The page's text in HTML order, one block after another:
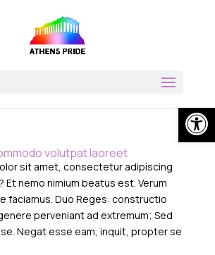
volutpat laoreet
sit amet, consectetur adipiscing
Et nemo nimium beatus est. Verum
faciamus. Duo Reges: constructio
perveniant ad extremum; Sed
Negat esse eam, inquit, propter se